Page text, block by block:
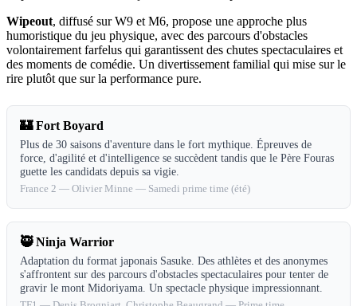
Wipeout, diffusé sur W9 et M6, propose une approche plus
humoristique du jeu physique, avec des parcours d'obstacles
volontairement farfelus qui garantissent des chutes spectaculaires et
des moments de comédie. Un divertissement familial qui mise sur le
rire plutôt que sur la performance pure.
🏰 Fort Boyard
Plus de 30 saisons d'aventure dans le fort mythique. Épreuves de
force, d'agilité et d'intelligence se succèdent tandis que le Père Fouras
guette les candidats depuis sa vigie.
France 2 — Olivier Minne — Samedi prime time (été)
🥷 Ninja Warrior
Adaptation du format japonais Sasuke. Des athlètes et des anonymes
s'affrontent sur des parcours d'obstacles spectaculaires pour tenter de
gravir le mont Midoriyama. Un spectacle physique impressionnant.